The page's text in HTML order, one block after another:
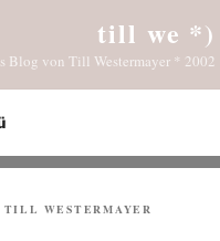
till we *)
Blog von Till Westermayer * 2002
TILL WESTERMAYER